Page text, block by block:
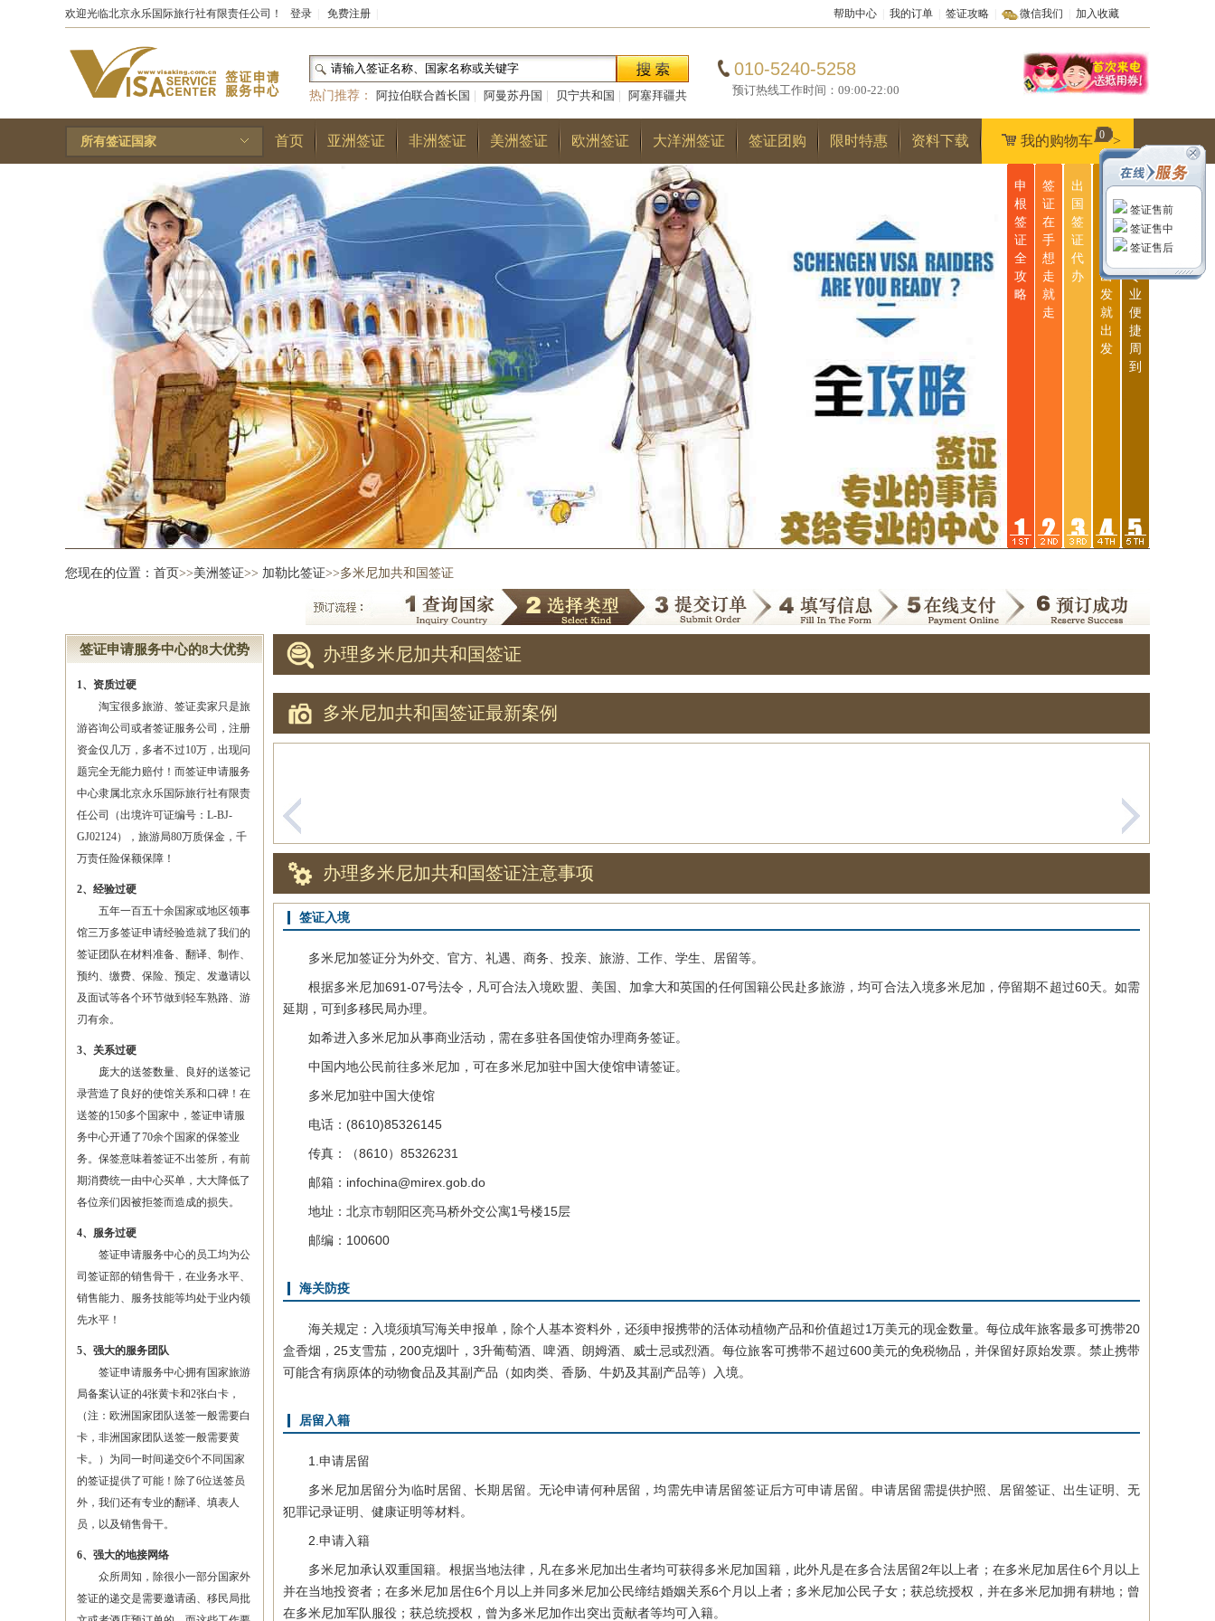
欢迎光临北京永乐国际旅行社有限责任公司！ 登录 免费注册 帮助中心 我的订单 签证攻略 微信我们 加入收藏
热门推荐： 阿拉伯联合酋长国 阿曼苏丹国 贝宁共和国
阿塞拜疆共
和国|布基纳法索|巴勒斯坦国|阿尔巴尼亚共和国|多哥共和国|巴
林王国|安道尔公国|
010-5240-5258
预订热线工作时间：09:00-22:00
所有签证国家 首页 亚洲签证 非洲签证 美洲签证 欧洲签证 大洋洲签证 签证团购 限时特惠 资料下载 我的购物车 >
0
申
根
签
证
全
攻
略
签
证
在
手
想
走
就
走
出
国
签
证
代
办
无
说
出
发
就
出
发
一
站
式
服
专
业
便
捷
周
到
您现在的位置： 首页>>美洲签证>> 加勒比签证>>多米尼加共和国签证
签证申请服务中心的8大优势
1、资质过硬
淘宝很多旅游、签证卖家只是旅
游咨询公司或者签证服务公司，注册
资金仅几万，多者不过10万，出现问
题完全无能力赔付！而签证申请服务
中心隶属北京永乐国际旅行社有限责
任公司（出境许可证编号：L-BJ-
GJ02124），旅游局80万质保金，千
万责任险保额保障！
2、经验过硬
五年一百五十余国家或地区领事
馆三万多签证申请经验造就了我们的
签证团队在材料准备、翻译、制作、
预约、缴费、保险、预定、发邀请以
及面试等各个环节做到轻车熟路、游
刃有余。
3、关系过硬
庞大的送签数量、良好的送签记
录营造了良好的使馆关系和口碑！在
送签的150多个国家中，签证申请服
务中心开通了70余个国家的保签业
务。保签意味着签证不出签所，有前
期消费统一由中心买单，大大降低了
各位亲们因被拒签而造成的损失。
4、服务过硬
签证申请服务中心的员工均为公
司签证部的销售骨干，在业务水平、
销售能力、服务技能等均处于业内领
先水平！
5、强大的服务团队
签证申请服务中心拥有国家旅游
局备案认证的4张黄卡和2张白卡，
（注：欧洲国家团队送签一般需要白
卡，非洲国家团队送签一般需要黄
卡。）为同一时间递交6个不同国家
的签证提供了可能！除了6位送签员
外，我们还有专业的翻译、填表人
员，以及销售骨干。
6、强大的地接网络
众所周知，除很小一部分国家外
签证的递交是需要邀请函、移民局批
办理多米尼加共和国签证
多米尼加共和国签证最新案例
办理多米尼加共和国签证注意事项
签证入境
多米尼加签证分为外交、官方、礼遇、商务、投亲、旅游、工作、学生、居留等。
根据多米尼加691-07号法令，凡可合法入境欧盟、美国、加拿大和英国的任何国籍公民赴多旅游，均可合法入境多米尼加，停留期不超过60天。如需
延期，可到多移民局办理。
如希进入多米尼加从事商业活动，需在多驻各国使馆办理商务签证。
中国内地公民前往多米尼加，可在多米尼加驻中国大使馆申请签证。
多米尼加驻中国大使馆
电话：(8610)85326145
传真：（8610）85326231
邮箱：infochina@mirex.gob.do
地址：北京市朝阳区亮马桥外交公寓1号楼15层
邮编：100600
海关防疫
海关规定：入境须填写海关申报单，除个人基本资料外，还须申报携带的活体动植物产品和价值超过1万美元的现金数量。每位成年旅客最多可携带20
盒香烟，25支雪茄，200克烟叶，3升葡萄酒、啤酒、朗姆酒、威士忌或烈酒。每位旅客可携带不超过600美元的免税物品，并保留好原始发票。禁止携带
可能含有病原体的动物食品及其副产品（如肉类、香肠、牛奶及其副产品等）入境。
居留入籍
1.申请居留
多米尼加居留分为临时居留、长期居留。无论申请何种居留，均需先申请居留签证后方可申请居留。申请居留需提供护照、居留签证、出生证明、无
犯罪记录证明、健康证明等材料。
2.申请入籍
多米尼加承认双重国籍。根据当地法律，凡在多米尼加出生者均可获得多米尼加国籍，此外凡是在多合法居留2年以上者；在多米尼加居住6个月以上
并在当地投资者；在多米尼加居住6个月以上并同多米尼加公民缔结婚姻关系6个月以上者；多米尼加公民子女；获总统授权，并在多米尼加拥有耕地；曾
在多米尼加军队服役；获总统授权，曾为多米尼加作出突出贡献者等均可入籍。
签证售前
签证售中
签证售后